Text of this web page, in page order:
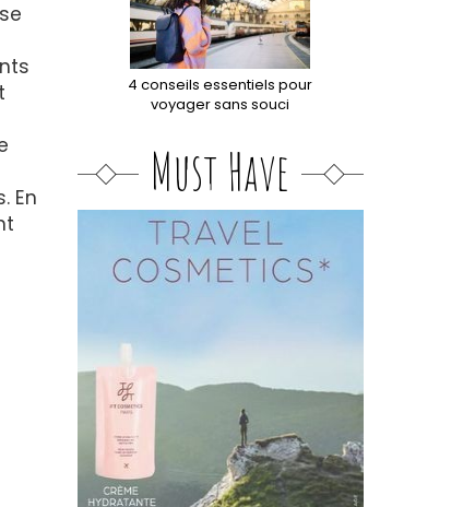
En
4 conseils essentiels pour
voyager sans souci
Must Have